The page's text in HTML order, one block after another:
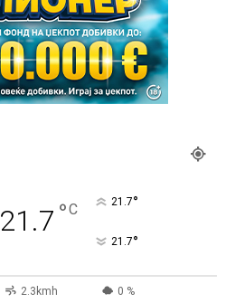
21.7 °C 21.7°
21.7°
2.3kmh 0 %